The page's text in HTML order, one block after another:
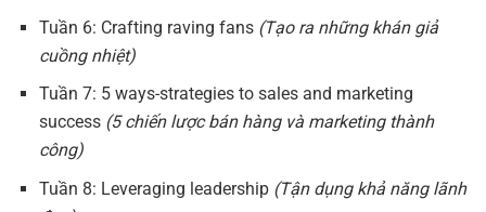
Tuần 6: Crafting raving fans (Tạo ra những khán giả
cuồng nhiệt)
Tuần 7: 5 ways-strategies to sales and marketing
success (5 chiến lược bán hàng và marketing thành
công)
Tuần 8: Leveraging leadership (Tận dụng khả năng lãnh